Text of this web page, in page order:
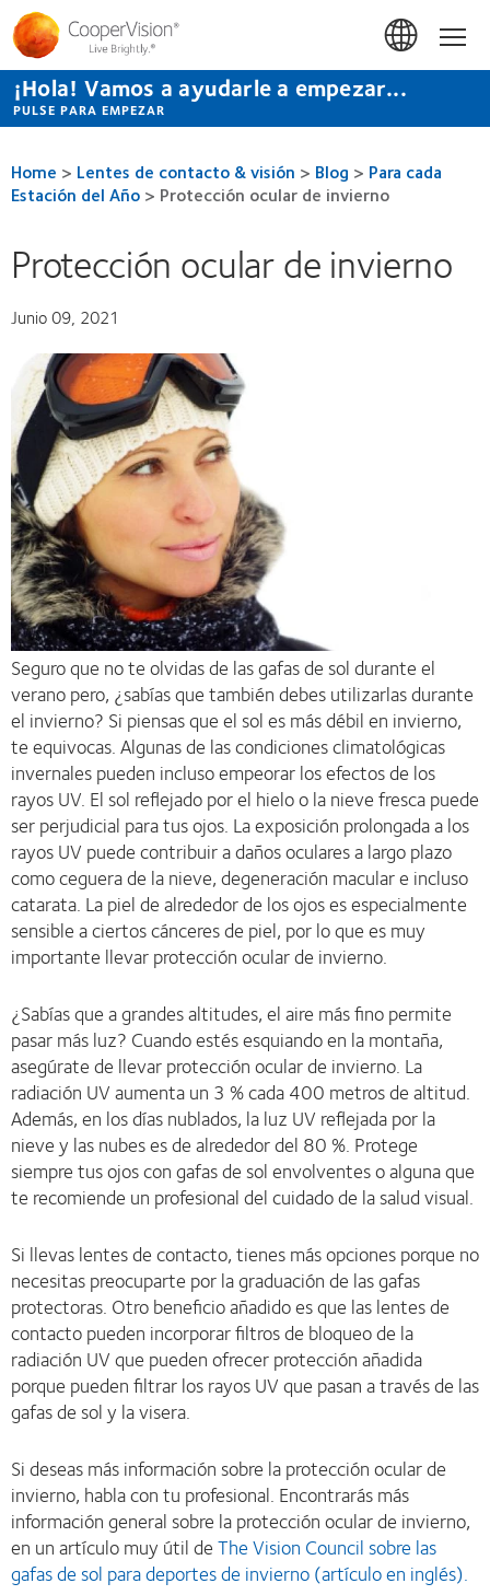
Pasar
contenido
principal
¡Hola! Vamos a ayudarle a empezar...
PULSE PARA EMPEZAR
Home > Lentes de contacto & visión > Blog > Para cada
Estación del Año > Protección ocular de invierno
Protección ocular de invierno
Junio 09, 2021
Seguro que no te olvidas de las gafas de sol durante el
verano pero, ¿sabías que también debes utilizarlas durante
el invierno? Si piensas que el sol es más débil en invierno,
te equivocas. Algunas de las condiciones climatológicas
invernales pueden incluso empeorar los efectos de los
rayos UV. El sol reflejado por el hielo o la nieve fresca puede
ser perjudicial para tus ojos. La exposición prolongada a los
rayos UV puede contribuir a daños oculares a largo plazo
como ceguera de la nieve, degeneración macular e incluso
catarata. La piel de alrededor de los ojos es especialmente
sensible a ciertos cánceres de piel, por lo que es muy
importante llevar protección ocular de invierno.
¿Sabías que a grandes altitudes, el aire más fino permite
pasar más luz? Cuando estés esquiando en la montaña,
asegúrate de llevar protección ocular de invierno. La
radiación UV aumenta un 3 % cada 400 metros de altitud.
Además, en los días nublados, la luz UV reflejada por la
nieve y las nubes es de alrededor del 80 %. Protege
siempre tus ojos con gafas de sol envolventes o alguna que
te recomiende un profesional del cuidado de la salud visual.
Si llevas lentes de contacto, tienes más opciones porque no
necesitas preocuparte por la graduación de las gafas
protectoras. Otro beneficio añadido es que las lentes de
contacto pueden incorporar filtros de bloqueo de la
radiación UV que pueden ofrecer protección añadida
porque pueden filtrar los rayos UV que pasan a través de las
gafas de sol y la visera.
Si deseas más información sobre la protección ocular de
invierno, habla con tu profesional. Encontrarás más
información general sobre la protección ocular de invierno,
en un artículo muy útil deThe Vision Council sobre las
gafas de sol para deportes de invierno (artículo en inglés).